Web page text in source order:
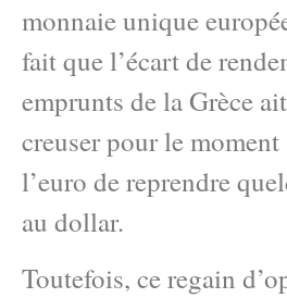
monnaie unique
fait que l’écart de
emprunts de la Grèce
creuser pour le moment
l’euro de reprendre
au dollar.
Toutefois, ce regain